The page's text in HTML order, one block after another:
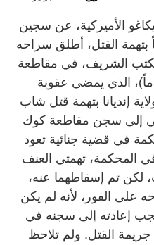
الأميركية، عن سجين
بالسجن ‬60 عاماً بتهمة القتل، أطلق سراحه
الشريف، في مقاطعة
أن ستيفن روبنز (‬44 عاماً)، الذي يمضي عقوبة
بولاية إنديانا بتهمة قتل شاب
الماضي إلى سجن مقاطعة كوك
في قضية جنائية تعود
روبنز في المحكمة، تهمتي العنف
لكن تم إسقاطهما عنه،
على الفور، لأنه لم يكن
إعادته إلى سجنه في
جريمة القتل. ولم تلاحظ